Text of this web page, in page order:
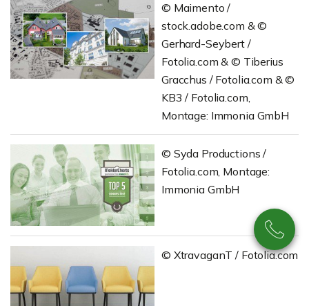
© Maimento /
stock.adobe.com & ©
Gerhard-Seybert /
Fotolia.com & © Tiberius
Gracchus / Fotolia.com & ©
KB3 / Fotolia.com,
Montage: Immonia GmbH
© Syda Productions /
Fotolia.com, Montage:
Immonia GmbH
© XtravaganT / Fotolia.com